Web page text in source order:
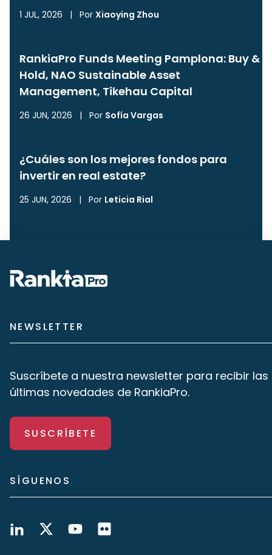
1 JUL, 2026 | Por Xiaoying Zhou
RankiaPro Funds Meeting Pamplona: Buy &
Hold, NAO Sustainable Asset
Management, Tikehau Capital
26 JUN, 2026 | Por Sofía Vargas
¿Cuáles son los mejores fondos para
invertir en real estate?
25 JUN, 2026 | Por Leticia Rial
NEWSLETTER
Suscríbete a nuestra newsletter para recibir las
últimas novedades de RankiaPro.
SUSCRÍBETE
SÍGUENOS